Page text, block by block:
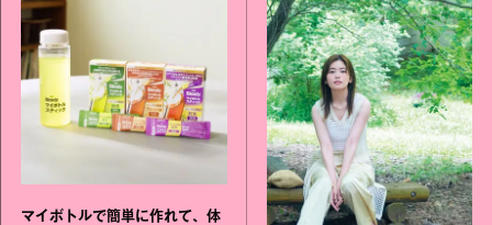
マイボトルで簡単に作れて、体